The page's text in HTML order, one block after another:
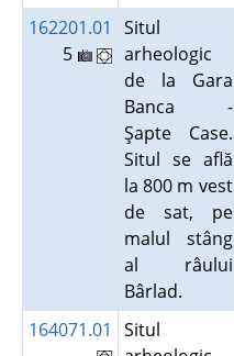
162201.01
5
Situl
arheologic
de la Gara
Banca -
Şapte Case.
Situl se află
la 800 m vest
de sat, pe
malul stâng
al râului
Bârlad.
164071.01
Situl